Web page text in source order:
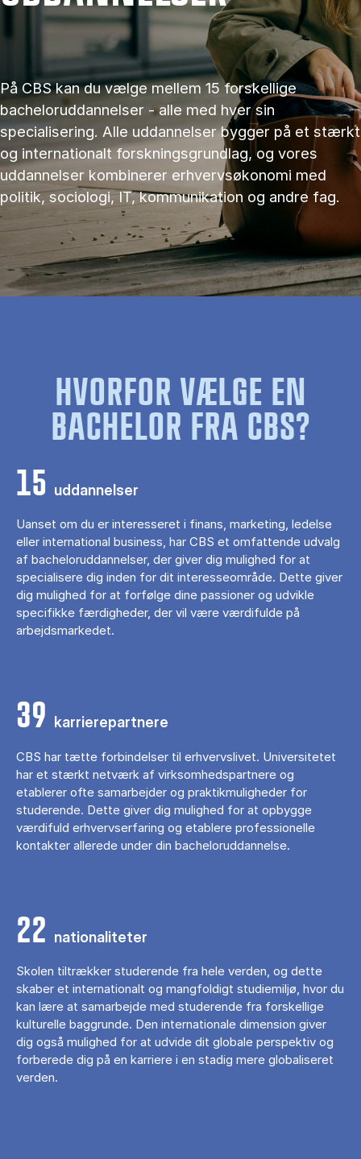
På CBS kan du vælge mellem 15 forskellige
bacheloruddannelser - alle med hver sin
specialisering. Alle uddannelser bygger på et stærkt
og internationalt forskningsgrundlag, og vores
uddannelser kombinerer erhvervsøkonomi med
politik, sociologi, IT, kommunikation og andre fag.
HVORFOR VÆLGE EN
BACHELOR FRA CBS?
15 uddannelser
Uanset om du er interesseret i finans, marketing, ledelse
eller international business, har CBS et omfattende udvalg
af bacheloruddannelser, der giver dig mulighed for at
specialisere dig inden for dit interesseområde. Dette giver
dig mulighed for at forfølge dine passioner og udvikle
specifikke færdigheder, der vil være værdifulde på
arbejdsmarkedet.
39 karrierepartnere
CBS har tætte forbindelser til erhvervslivet. Universitetet
har et stærkt netværk af virksomhedspartnere og
etablerer ofte samarbejder og praktikmuligheder for
studerende. Dette giver dig mulighed for at opbygge
værdifuld erhvervserfaring og etablere professionelle
kontakter allerede under din bacheloruddannelse.
22 nationaliteter
Skolen tiltrækker studerende fra hele verden, og dette
skaber et internationalt og mangfoldigt studiemiljø, hvor du
kan lære at samarbejde med studerende fra forskellige
kulturelle baggrunde. Den internationale dimension giver
dig også mulighed for at udvide dit globale perspektiv og
forberede dig på en karriere i en stadig mere globaliseret
verden.